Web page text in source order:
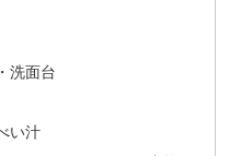
洗面台
い汁